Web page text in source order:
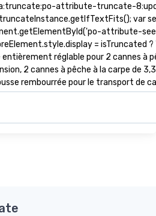
attribute-truncate-
var
attribute-
= isTruncated
entièrement réglable pour 2 cannes à
2 cannes à pêche à la carpe de
rembourrée pour le transport de